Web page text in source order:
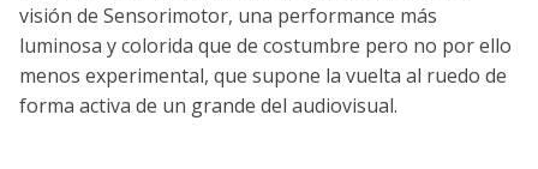
visión de Sensorimotor, una performance más
luminosa y colorida que de costumbre pero no por ello
menos experimental, que supone la vuelta al ruedo de
forma activa de un grande del audiovisual.